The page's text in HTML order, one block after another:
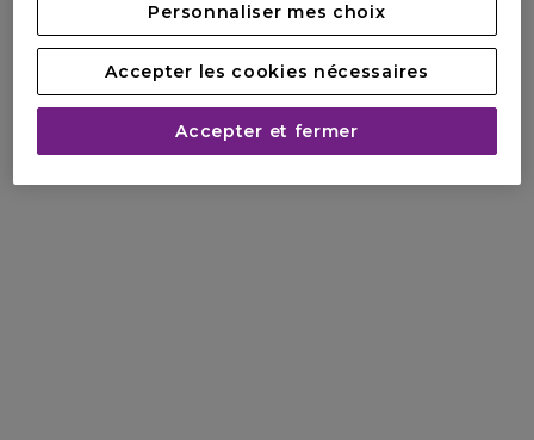
Personnaliser mes choix
Accepter les cookies nécessaires
Accepter et fermer